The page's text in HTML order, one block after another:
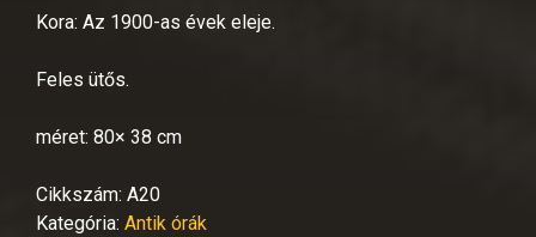
Kora: Az 1900-as évek eleje.
Feles ütős.
méret: 80× 38 cm
Cikkszám: A20
Kategória: Antik órák